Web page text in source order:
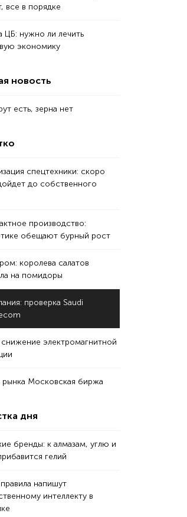
все в порядке
ЦБ: нужно ли лечить
экономику
новость
есть, зерна нет
спецтехники: скоро
до собственного
производство:
обещают бурный рост
королева салатов
на помидоры
проверка Saudi
электромагнитной
рынка Московская биржа
дня
бренды: к алмазам, углю и
гелий
напишут
интеллекту в